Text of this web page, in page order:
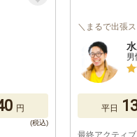
円
＼まるで出張
平日